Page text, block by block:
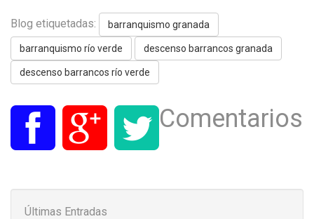
Blog etiquetadas: barranquismo granada
barranquismo río verde descenso barrancos granada
descenso barrancos río verde
Comentarios
Últimas Entradas